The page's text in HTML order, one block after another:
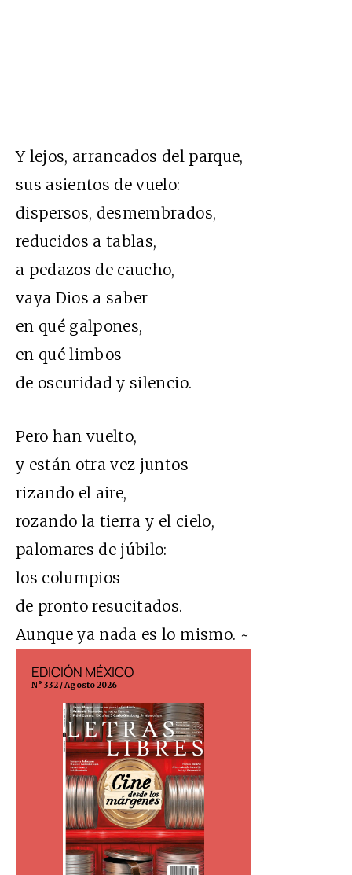
Y lejos, arrancados del parque,
sus asientos de vuelo:
dispersos, desmembrados,
reducidos a tablas,
a pedazos de caucho,
vaya Dios a saber
en qué galpones,
en qué limbos
de oscuridad y silencio.
Pero han vuelto,
y están otra vez juntos
rizando el aire,
rozando la tierra y el cielo,
palomares de júbilo:
los columpios
de pronto resucitados.
Aunque ya nada es lo mismo. ~
EDICIÓN MÉXICO
N° 332 / Agosto 2026